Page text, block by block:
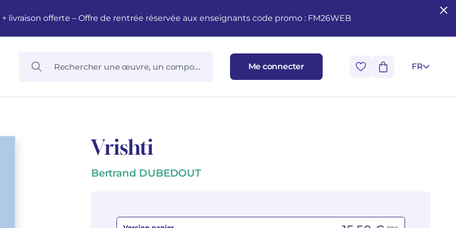
livraison offerte – Offre de rentrée réservée aux enseignants code promo : FM26WEB
Me connecter FR
Vrishti
Bertrand DUBEDOUT